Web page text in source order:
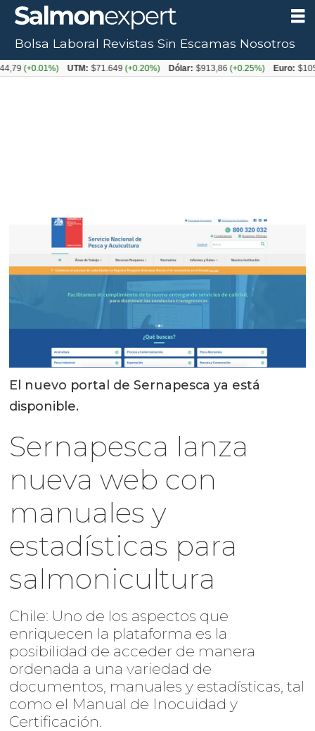
El nuevo portal de Sernapesca ya está
disponible.
Sernapesca lanza
nueva web con
manuales y
estadísticas para
salmonicultura
Chile: Uno de los aspectos que
enriquecen la plataforma es la
posibilidad de acceder de manera
ordenada a una variedad de
documentos, manuales y estadísticas, tal
como el Manual de Inocuidad y
Certificación.
Bolsa Laboral Revistas Sin Escamas Nosotros
UTM: $71.649(+0.20%) Dólar: $913,86(+0.25%) Euro: $1053,08(-